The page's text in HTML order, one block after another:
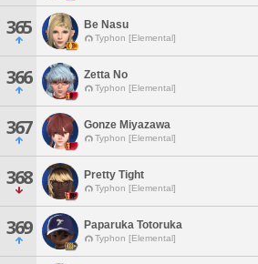
365 Be Nasu
Typhon [Elemental]
366 Zetta No
Typhon [Elemental]
367 Gonze Miyazawa
Typhon [Elemental]
368 Pretty Tight
Typhon [Elemental]
369 Paparuka Totoruka
Typhon [Elemental]